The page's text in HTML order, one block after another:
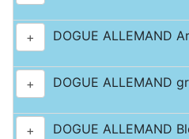
+ DOGUE ALLEMAND
+ DOGUE ALLEMAND
+ DOGUE ALLEMAND